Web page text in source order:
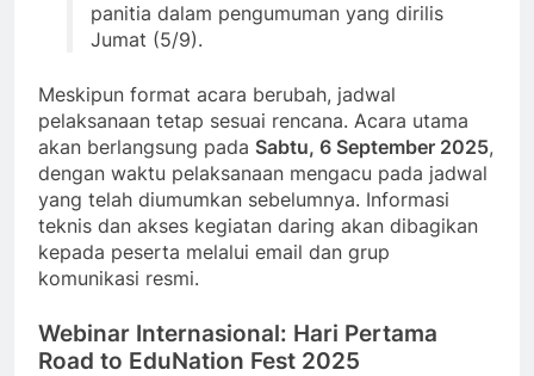
panitia dalam pengumuman yang dirilis
Jumat (5/9).
Meskipun format acara berubah, jadwal
pelaksanaan tetap sesuai rencana. Acara utama
akan berlangsung pada Sabtu, 6 September 2025,
dengan waktu pelaksanaan mengacu pada jadwal
yang telah diumumkan sebelumnya. Informasi
teknis dan akses kegiatan daring akan dibagikan
kepada peserta melalui email dan grup
komunikasi resmi.
Webinar Internasional: Hari Pertama
Road to EduNation Fest 2025